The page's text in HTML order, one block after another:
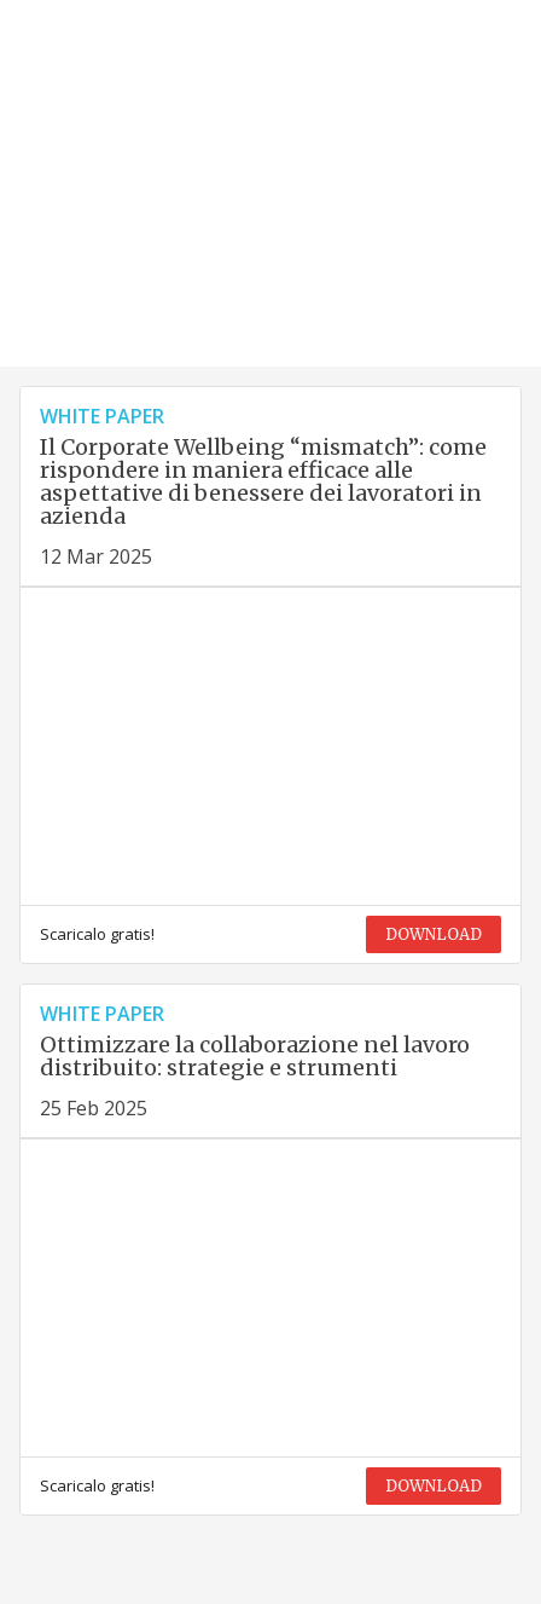
WHITE PAPER
Il Corporate Wellbeing “mismatch”: come
rispondere in maniera efficace alle
aspettative di benessere dei lavoratori in
azienda
12 Mar 2025
Scaricalo gratis! DOWNLOAD
WHITE PAPER
Ottimizzare la collaborazione nel lavoro
distribuito: strategie e strumenti
25 Feb 2025
Scaricalo gratis! DOWNLOAD